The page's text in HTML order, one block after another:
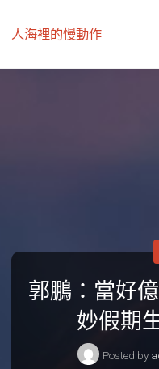
人海裡的慢動作
郭鵬：當好
妙假期
Posted by